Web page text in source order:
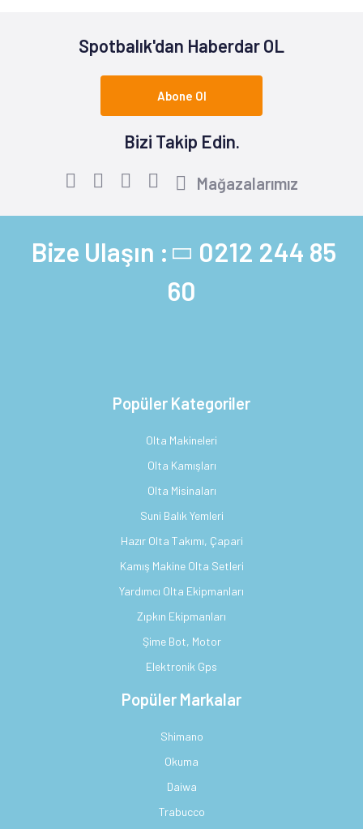
Spotbalık'dan Haberdar OL
Abone Ol
Bizi Takip Edin.
Mağazalarımız
Bize Ulaşın : 0212 244 85
60
Popüler Kategoriler
Olta Makineleri
Olta Kamışları
Olta Misinaları
Suni Balık Yemleri
Hazır Olta Takımı, Çapari
Kamış Makine Olta Setleri
Yardımcı Olta Ekipmanları
Zıpkın Ekipmanları
Şime Bot, Motor
Elektronik Gps
Popüler Markalar
Shimano
Okuma
Daiwa
Trabucco